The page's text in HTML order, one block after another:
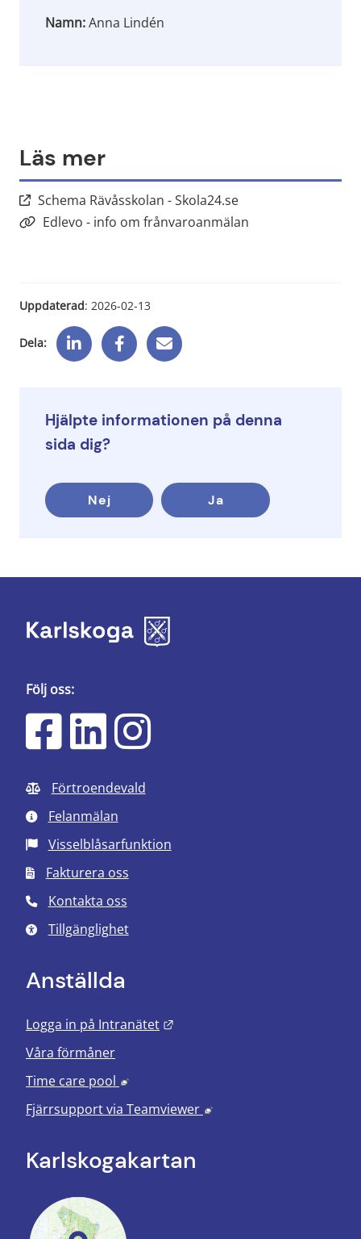
Namn:Anna Lindén
Läs mer
Schema Rävåsskolan - Skola24.seLänk till annan
Edlevo - info om frånvaroanmälan
Uppdaterad: 2026-02-13
Dela:
Hjälpte informationen på denna
sida dig?
Nej Ja
Följ oss:
Förtroendevald
Felanmälan
Visselblåsarfunktion
Fakturera oss
Kontakta oss
Tillgänglighet
Anställda
Logga in på Intranätet
Våra förmåner
Time care pool
Länk till annan webbplats, öppnas i
Fjärrsupport via Teamviewer Länk till annan
Karlskoga­kartan